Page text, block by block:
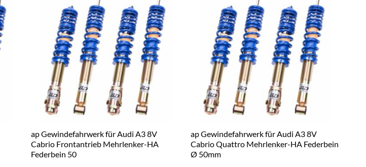
ap Gewindefahrwerk für Audi A3 8V
Cabrio Frontantrieb Mehrlenker-HA
Federbein 50
ap Gewindefahrwerk für Audi A3 8V
Cabrio Quattro Mehrlenker-HA Federbein
Ø 50mm